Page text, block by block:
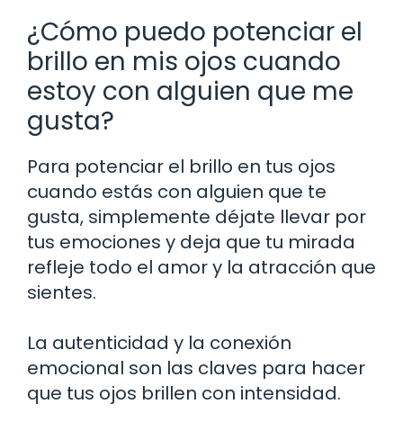
¿Cómo puedo potenciar el
brillo en mis ojos cuando
estoy con alguien que me
gusta?
Para potenciar el brillo en tus ojos
cuando estás con alguien que te
gusta, simplemente déjate llevar por
tus emociones y deja que tu mirada
refleje todo el amor y la atracción que
sientes.
La autenticidad y la conexión
emocional son las claves para hacer
que tus ojos brillen con intensidad.